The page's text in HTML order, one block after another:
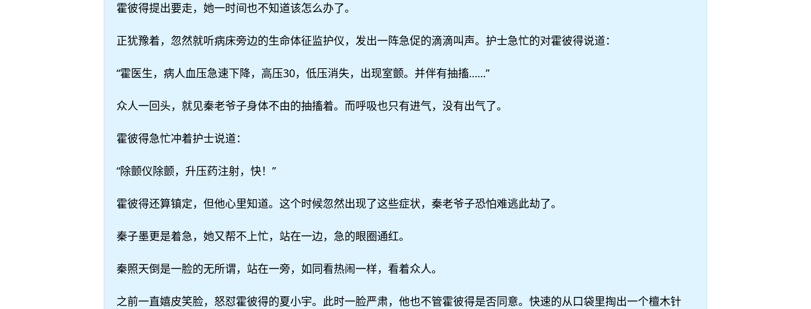
霍彼得提出要走，她一时间也不知道该怎么办了。
正犹豫着，忽然就听病床旁边的生命体征监护仪，发出一阵急促的滴滴叫声。护士急忙的对霍彼得说道：
“霍医生，病人血压急速下降，高压30，低压消失，出现室颤。并伴有抽搐……”
众人一回头，就见秦老爷子身体不由的抽搐着。而呼吸也只有进气，没有出气了。
霍彼得急忙冲着护士说道：
“除颤仪除颤，升压药注射，快！”
霍彼得还算镇定，但他心里知道。这个时候忽然出现了这些症状，秦老爷子恐怕难逃此劫了。
秦子墨更是着急，她又帮不上忙，站在一边，急的眼圈通红。
秦照天倒是一脸的无所谓，站在一旁，如同看热闹一样，看着众人。
之前一直嬉皮笑脸，怒怼霍彼得的夏小宇。此时一脸严肃，他也不管霍彼得是否同意。快速的从口袋里掏出一个檀木针